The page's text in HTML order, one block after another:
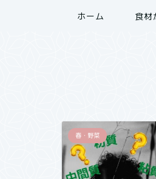
ホーム 食材
春・野菜